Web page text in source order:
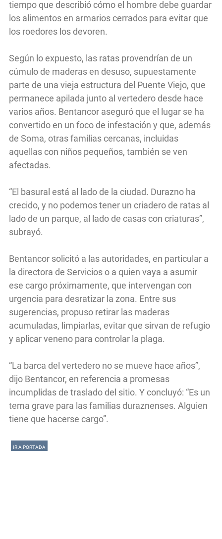
tiempo que describió cómo el hombre debe guardar
los alimentos en armarios cerrados para evitar que
los roedores los devoren.
Según lo expuesto, las ratas provendrían de un
cúmulo de maderas en desuso, supuestamente
parte de una vieja estructura del Puente Viejo, que
permanece apilada junto al vertedero desde hace
varios años. Bentancor aseguró que el lugar se ha
convertido en un foco de infestación y que, además
de Soma, otras familias cercanas, incluidas
aquellas con niños pequeños, también se ven
afectadas.
“El basural está al lado de la ciudad. Durazno ha
crecido, y no podemos tener un criadero de ratas al
lado de un parque, al lado de casas con criaturas”,
subrayó.
Bentancor solicitó a las autoridades, en particular a
la directora de Servicios o a quien vaya a asumir
ese cargo próximamente, que intervengan con
urgencia para desratizar la zona. Entre sus
sugerencias, propuso retirar las maderas
acumuladas, limpiarlas, evitar que sirvan de refugio
y aplicar veneno para controlar la plaga.
“La barca del vertedero no se mueve hace años”,
dijo Bentancor, en referencia a promesas
incumplidas de traslado del sitio. Y concluyó: “Es un
tema grave para las familias duraznenses. Alguien
tiene que hacerse cargo”.
IR A PORTADA